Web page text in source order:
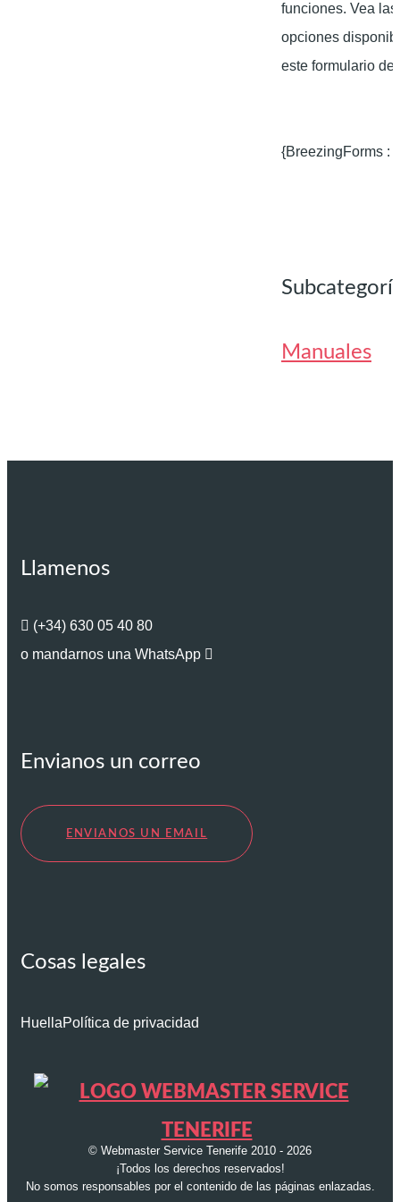
funciones. Vea las
opciones
este formulario de
{BreezingForms :
Manuales
Llamenos
(+34) 630 05 40 80
o mandarnos una WhatsApp
Envianos un correo
ENVIANOS UN EMAIL
Cosas legales
HuellaPolítica de privacidad
© Webmaster Service Tenerife 2010 - 2026
¡Todos los derechos reservados!
No somos responsables por el contenido de las páginas enlazadas.